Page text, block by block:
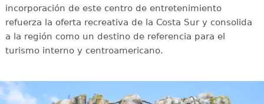
incorporación de este centro de entretenimiento
refuerza la oferta recreativa de la Costa Sur y consolida
a la región como un destino de referencia para el
turismo interno y centroamericano.